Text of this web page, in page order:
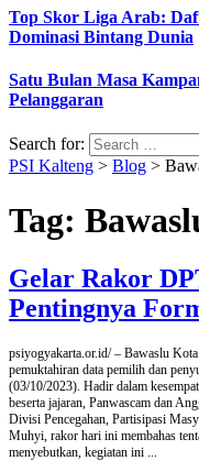
Top Skor Liga Arab:
Dominasi Bintang Dunia
Satu Bulan Masa
Pelanggaran
Search for:
PSI Kalteng > Blog >
Tag:
Gelar Rakor
Pentingnya
psiyogyakarta.or.id/ – Bawaslu
pemuktahiran data pemilih dan
(03/10/2023). Hadir dalam
beserta jajaran, Panwascam dan
Divisi Pencegahan, Partisipasi
Muhyi, rakor hari ini membahas
menyebutkan, kegiatan ini ...